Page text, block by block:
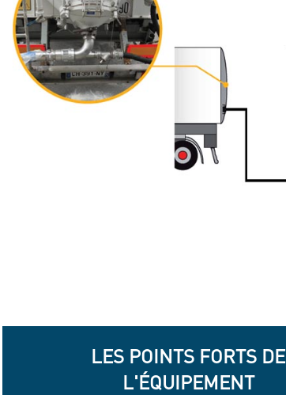
LES POINTS FORTS DE
L'ÉQUIPEMENT